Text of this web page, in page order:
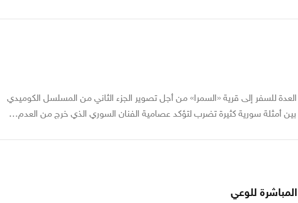
العدة للسفر إلى قرية «السمرا» من أجل تصوير الجزء الثاني من المسلسل الكوميدي
أمثلة سورية كثيرة تضرب لتؤكد عصامية الفنان السوري الذي خرج من العدم…
للوعي